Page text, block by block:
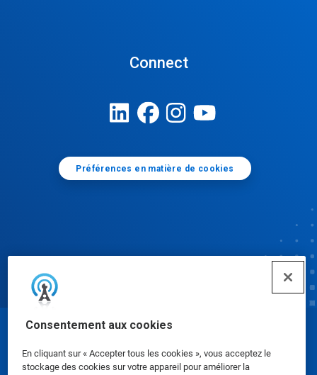
Consentement aux cookies
En cliquant sur « Accepter tous les cookies », vous acceptez le
stockage des cookies sur votre appareil pour améliorer la
Connect
Préférences en matière de cookies